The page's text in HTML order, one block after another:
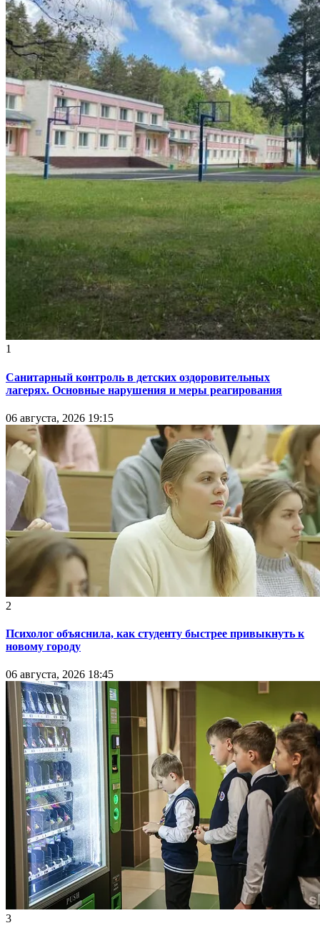
1
Санитарный контроль в детских оздоровительных
лагерях. Основные нарушения и меры реагирования
06 августа, 2026 19:15
2
Психолог объяснила, как студенту быстрее привыкнуть к
новому городу
06 августа, 2026 18:45
3